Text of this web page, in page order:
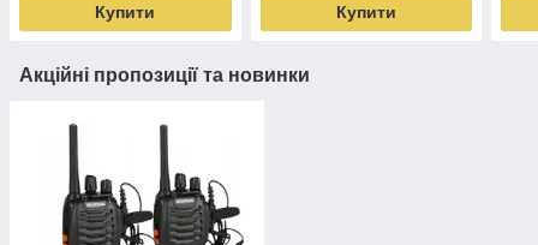
Купити Купити
Акційні пропозиції та новинки